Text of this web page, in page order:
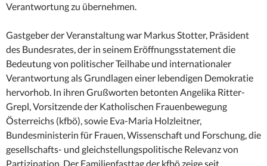
Verantwortung zu übernehmen.
Gastgeber der Veranstaltung war Markus Stotter, Präsident
des Bundesrates, der in seinem Eröffnungsstatement die
Bedeutung von politischer Teilhabe und internationaler
Verantwortung als Grundlagen einer lebendigen Demokratie
hervorhob. In ihren Grußworten betonten Angelika Ritter-
Grepl, Vorsitzende der Katholischen Frauenbewegung
Österreichs (kfbö), sowie Eva-Maria Holzleitner,
Bundesministerin für Frauen, Wissenschaft und Forschung, die
gesellschafts- und gleichstellungspolitische Relevanz von
Partizipation. Der Familienfasttag der kfbö zeige seit